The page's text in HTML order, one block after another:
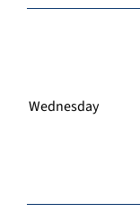
Wednesday